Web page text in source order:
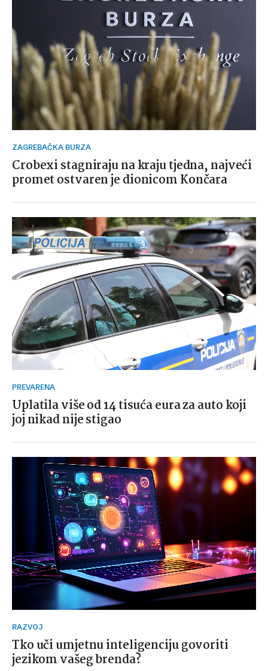
ZAGREBAČKA BURZA
Crobexi stagniraju na kraju tjedna, najveći
promet ostvaren je dionicom Končara
PREVARENA
Uplatila više od 14 tisuća eura za auto koji
joj nikad nije stigao
RAZVOJ
Tko uči umjetnu inteligenciju govoriti
jezikom vašeg brenda?